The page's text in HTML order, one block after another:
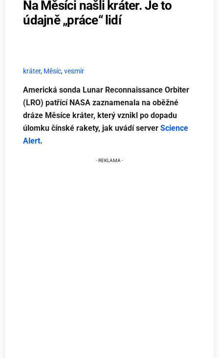
Na Měsíci našli kráter. Je to
údajně „práce“ lidí
kráter, Měsíc,vesmír
Americká sonda Lunar Reconnaissance Orbiter
(LRO) patřící NASA zaznamenala na oběžné
dráze Měsíce kráter, který vznikl po dopadu
úlomku čínské rakety, jak uvádí serverScience
Alert.